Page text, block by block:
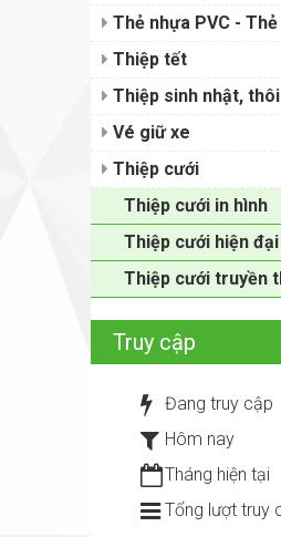
Thẻ nhựa PVC -
Thiệp tết
Thiệp sinh nhật,
Vé giữ xe
Thiệp cưới
Thiệp cưới in hình
Thiệp cưới hiện đại
Thiệp cưới truyền
Truy cập
Đang truy cập
Hôm nay
Tháng hiện tại
Tổng lượt truy